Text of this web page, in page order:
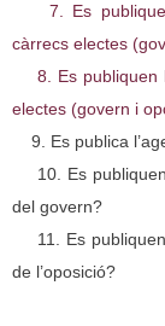
7. Es
càrrecs electes
8. Es publiquen
electes (govern i
9. Es publica
10. Es publiquen
del govern?
11. Es publiquen
de l’oposició?